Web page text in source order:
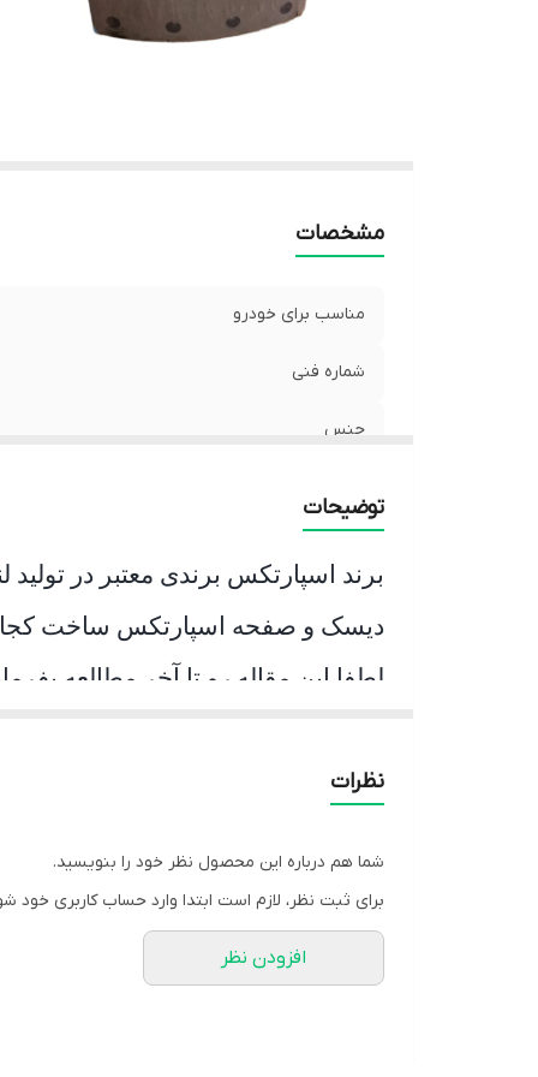
مشخصات
مناسب برای خودرو
شماره فنی
جنس
توضیحات
برند اسپارتکس برندی معتبر در
دیسک و صفحه اسپارتکس ساخت
لطفا این مقاله رو تا آخر مطالعه
است و از جمله محصولات این برند می
های سنگین نیز در تولیدات این برند
تنها لنت کلاچ استفاده شده در این
محصولات تولید پایا کلاچ نیز
کلاچ برند عظام و برند اسپارتکس
نظرات
شما هم درباره این محصول نظر خود را بنویسید.
برای ثبت نظر، لازم است ابتدا وارد حساب کاربری خود
افزودن نظر